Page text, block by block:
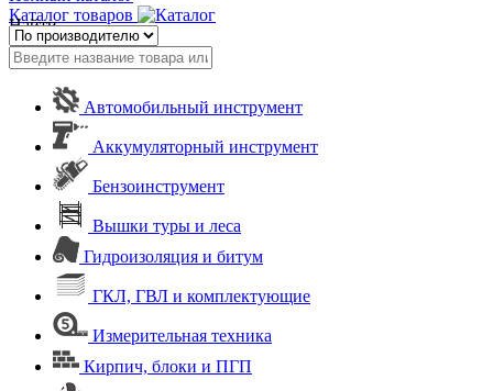
Каталог товаров
Найти
Автомобильный инструмент
Аккумуляторный инструмент
Бензоинструмент
Вышки туры и леса
Гидроизоляция и битум
ГКЛ, ГВЛ и комплектующие
Измерительная техника
Кирпич, блоки и ПГП